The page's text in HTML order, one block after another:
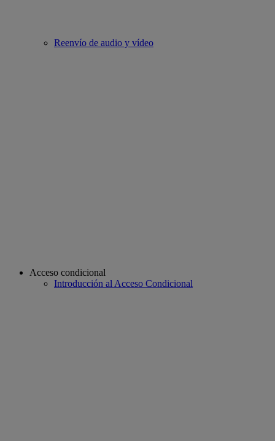
Reenvío de audio y vídeo
Acceso condicional
Introducción al Acceso Condicional